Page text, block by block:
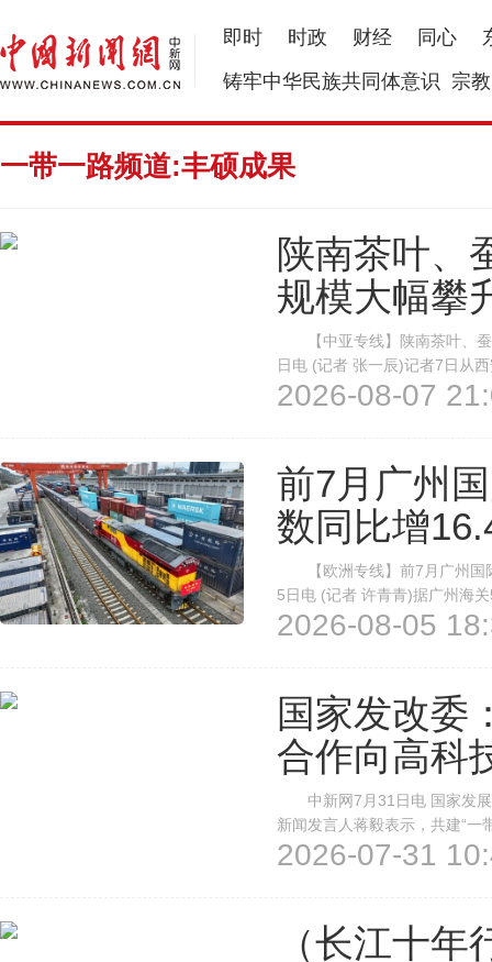
即时 时政 财经 同心
铸牢中华民族共同体意识 宗教
一带一路频道:丰硕成果
陕南茶叶、
规模大幅攀
【中亚专线】陕南茶叶、
日电 (记者 张一辰)记者7日从
西汉中、安康两市茶叶、蚕种
2026-08-07
前7月广州
数同比增
【欧洲专线】前7月广州国
5日电 (记者 许青青)据广州海
际港中欧班列开行217列、发
2026-08-05
国家发改委
合作向高科
中新网7月31日电 国家发展
新闻发言人蒋毅表示，共建“一
战略对接。经贸合作方面，与
2026-07-31
（长江十